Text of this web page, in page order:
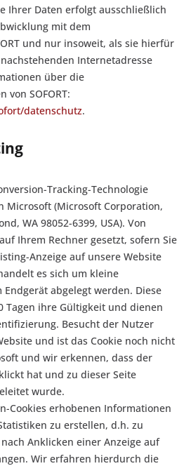
Ihrer Daten erfolgt ausschließlich
mit dem
und nur insoweit, als sie hierfür
Internetadresse
über die
von SOFORT:
datenschutz.
Tracking-Technologie
Microsoft (Microsoft Corporation,
WA 98052-6399, USA). Von
Ihrem Rechner gesetzt, sofern Sie
Anzeige auf unsere Website
es sich um kleine
abgelegt werden. Diese
Tagen ihre Gültigkeit und dienen
Besucht der Nutzer
und ist das Cookie noch nicht
und wir erkennen, dass der
hat und zu dieser Seite
wurde.
Cookies erhobenen Informationen
zu erstellen, d.h. zu
Anklicken einer Anzeige auf
Wir erfahren hierdurch die